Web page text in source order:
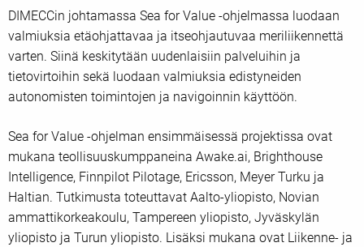
DIMECCin johtamassa Sea for Value -ohjelmassa luodaan
valmiuksia etäohjattavaa ja itseohjautuvaa meriliikennettä
varten. Siinä keskitytään uudenlaisiin palveluihin ja
tietovirtoihin sekä luodaan valmiuksia edistyneiden
autonomisten toimintojen ja navigoinnin käyttöön.
Sea for Value -ohjelman ensimmäisessä projektissa ovat
mukana teollisuuskumppaneina Awake.ai, Brighthouse
Intelligence, Finnpilot Pilotage, Ericsson, Meyer Turku ja
Haltian. Tutkimusta toteuttavat Aalto-yliopisto, Novian
ammattikorkeakoulu, Tampereen yliopisto, Jyväskylän
yliopisto ja Turun yliopisto. Lisäksi mukana ovat Liikenne- ja